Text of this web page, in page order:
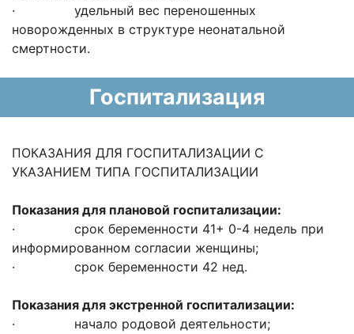
· удельный вес переношенных
новорожденных в структуре неонатальной
смертности.
Госпитализация
ПОКАЗАНИЯ ДЛЯ ГОСПИТАЛИЗАЦИИ С
УКАЗАНИЕМ ТИПА ГОСПИТАЛИЗАЦИИ
Показания для плановой госпитализации:
· срок беременности 41+ 0-4 недель при
информированном согласии женщины;
· срок беременности 42 нед.
Показания для экстренной госпитализации:
· начало родовой деятельности;